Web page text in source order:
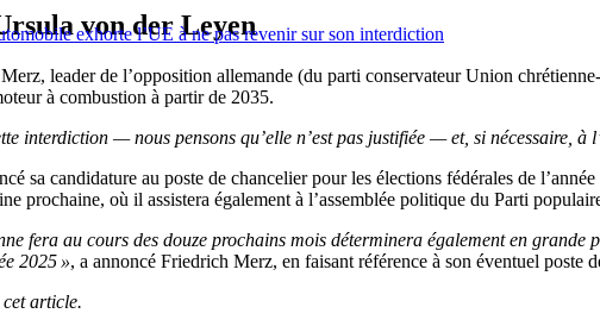
exhorte l’UE à ne pas revenir sur son interdiction
von der Leyen
leader de l’opposition allemande (du parti conservateur Union
à combustion à partir de 2035.
interdiction — nous pensons qu’elle n’est pas justifiée — et, si nécessaire, à
sa candidature au poste de chancelier pour les élections fédérales de
prochaine, où il assistera également à l’assemblée politique du Parti
fera au cours des douze prochains mois déterminera également en
2025 », a annoncé Friedrich Merz, en faisant référence à son éventuel poste
article.